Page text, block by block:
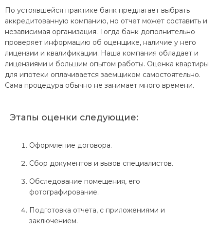
По устоявшейся практике банк предлагает выбрать
аккредитованную компанию, но отчет может составить и
независимая организация. Тогда банк дополнительно
проверяет информацию об оценщике, наличие у него
лицензии и квалификации. Наша компания обладает и
лицензиями и большим опытом работы. Оценка квартиры
для ипотеки оплачивается заемщиком самостоятельно.
Сама процедура обычно не занимает много времени.
Этапы оценки следующие:
Оформление договора.
Сбор документов и вызов специалистов.
Обследование помещения, его
фотографирование.
Подготовка отчета, с приложениями и
заключением.